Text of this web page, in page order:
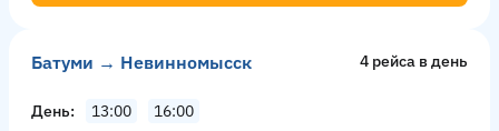
Батуми → Невинномысск 4 рейсa в день
День 13:00 16:00